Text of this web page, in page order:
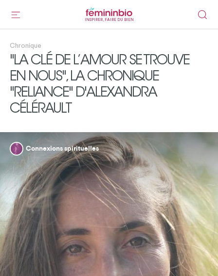
INSPIRER, FAIRE DU BIEN
Chronique
"LA CLÉ DE L’AMOUR SE TROUVE
EN NOUS", LA CHRONIQUE
"RELIANCE" D'ALEXANDRA
CÉLÉRAULT
Connexions spirituelles